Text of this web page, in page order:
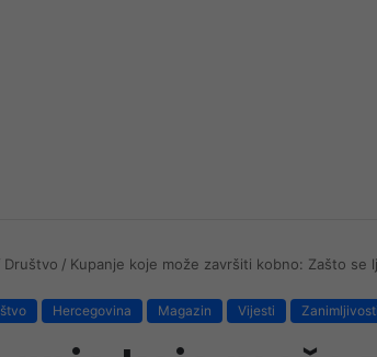
Društvo / Kupanje koje može završiti kobno: Zašto se
Hercegovina Magazin Vijesti Zanimljivosti